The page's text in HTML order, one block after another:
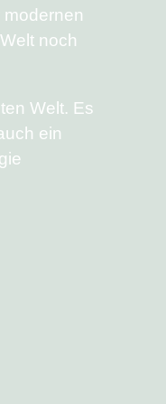
noch
Welt. Es
ein